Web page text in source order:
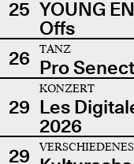
25 YOUNG
Offs
26
TANZ
Pro
29
KONZERT
Les
2026
29 VERSCHIEDENES